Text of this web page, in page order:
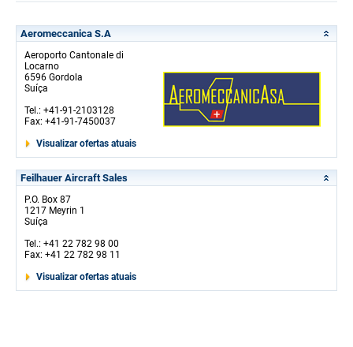
Aeromeccanica S.A
Aeroporto Cantonale di
Locarno
6596 Gordola
Suíça
Tel.: +41-91-2103128
Fax: +41-91-7450037
Visualizar ofertas atuais
Feilhauer Aircraft Sales
P.O. Box 87
1217 Meyrin 1
Suíça
Tel.: +41 22 782 98 00
Fax: +41 22 782 98 11
Visualizar ofertas atuais